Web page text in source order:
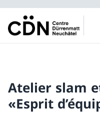
Atelier slam
«Esprit